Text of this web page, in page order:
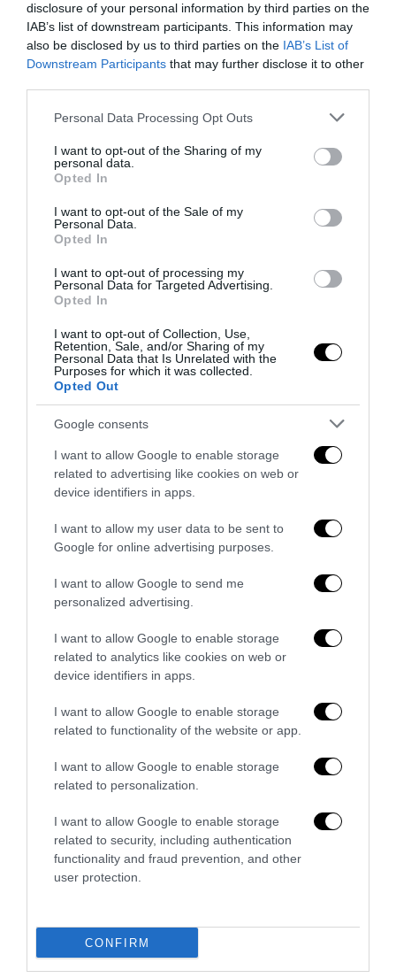
disclosure of your personal information by third parties on the
IAB’s list of downstream participants. This information may
also be disclosed by us to third parties on the IAB’s List of
Downstream Participants that may further disclose it to other
Please note that this website/app uses one or more Google
not limited to your visit or usage behaviour. You may click to
grant or deny consent to Google and its third-party tags to
use your data for below specified purposes in below Google
consent section.
Personal Data Processing Opt Outs
I want to opt-out of the Sharing of my
personal data.
Opted In
I want to opt-out of the Sale of my
Personal Data.
Opted In
I want to opt-out of processing my
Personal Data for Targeted Advertising.
Opted In
I want to opt-out of Collection, Use,
Retention, Sale, and/or Sharing of my
Personal Data that Is Unrelated with the
Purposes for which it was collected.
Opted Out
Google consents
I want to allow Google to enable storage
related to advertising like cookies on web or
device identifiers in apps.
I want to allow my user data to be sent to
Google for online advertising purposes.
I want to allow Google to send me
personalized advertising.
I want to allow Google to enable storage
related to analytics like cookies on web or
device identifiers in apps.
I want to allow Google to enable storage
related to functionality of the website or app.
I want to allow Google to enable storage
related to personalization.
I want to allow Google to enable storage
related to security, including authentication
functionality and fraud prevention, and other
user protection.
CONFIRM
di uno Stato senza politica...
Addio a Francesco Guccini: stronzo, poeta e buffone di
corte
7 Agosto 2026
Bonaccini e il mito delle barricate di Parma: quando
l’antifascismo copia il fascismo
6 Agosto 2026